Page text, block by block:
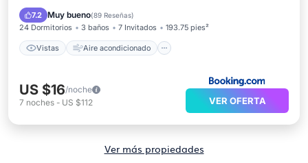
7.2 Muy bueno(89 Reseñas)
24 Dormitorios 3 baños 7 Invitados 193.75 pies²
Vistas Aire acondicionado
Lavandería
US $16/noche
7 noches - US $112 VER OFERTA
Ver más propiedades